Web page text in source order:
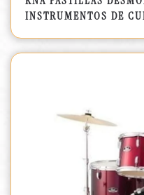
INSTRUMENTOS DE